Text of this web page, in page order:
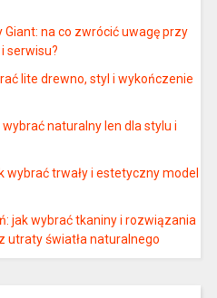
na co zwrócić uwagę przy
serwisu?
lite drewno, styl i wykończenie
naturalny len dla stylu i
wybrać trwały i estetyczny model
jak wybrać tkaniny i rozwiązania
utraty światła naturalnego